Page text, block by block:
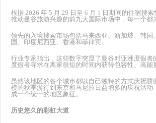
根据 2026 年 5 月 29 日至 6 月 1 日期间的住宿搜
推动曼谷旅游兴趣的前九大国际市场中，每一个都
领先的入境搜索市场包括马来西亚、新加坡、韩国
国、印度尼西亚、香港和菲律宾。
行业专家指出，这些数字突显了曼谷对亚洲度假者
度假者寻求在离家很短的时间内获得包容性、高能
虽然该地区的各个城市都以自己独特的方式庆祝
模的秋季游行到东京和马尼拉日益增多的庆祝活
成一个统一的地区象征。
历史悠久的彩虹大道